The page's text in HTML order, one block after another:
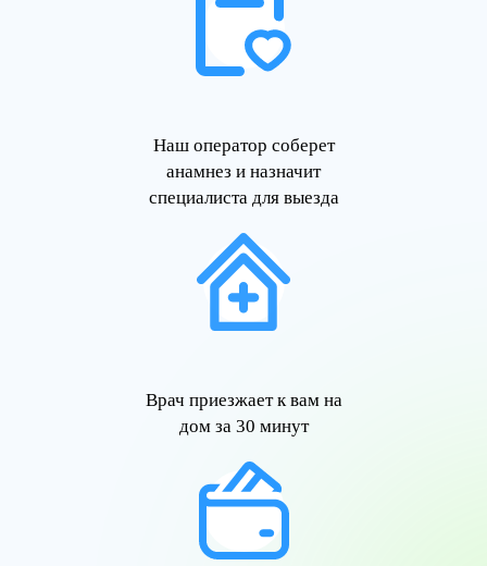
Наш оператор соберет
анамнез и назначит
специалиста для выезда
Врач приезжает к вам на
дом за 30 минут